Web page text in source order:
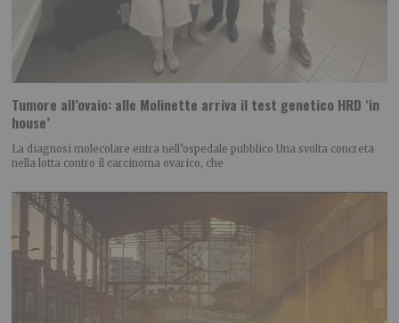
Tumore all’ovaio: alle Molinette arriva il test genetico HRD ‘in
house’
La diagnosi molecolare entra nell’ospedale pubblico Una svolta concreta
nella lotta contro il carcinoma ovarico, che